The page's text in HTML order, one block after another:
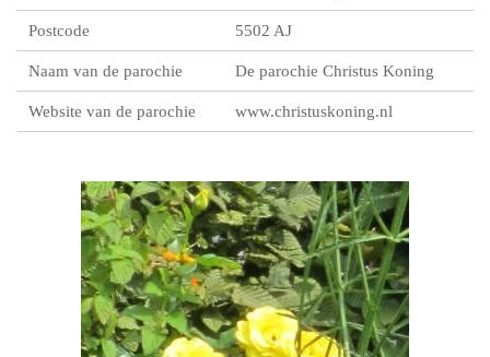
Postcode 5502 AJ
Naam van de parochie De parochie Christus Koning
Website van de parochie www.christuskoning.nl